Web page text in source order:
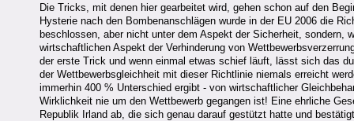
Die Tricks, mit denen hier gearbeitet wird, gehen schon auf den
Hysterie nach den Bombenanschlägen wurde in der EU 2006 die
beschlossen, aber nicht unter dem Aspekt der Sicherheit, sondern,
wirtschaftlichen Aspekt der Verhinderung von
der erste Trick und wenn einmal etwas schief läuft, lässt sich das
der Wettbewerbsgleichheit mit dieser Richtlinie niemals erreicht
immerhin 400 % Unterschied ergibt - von wirtschaftlicher
Wirklichkeit nie um den Wettbewerb gegangen ist! Eine ehrliche
Republik Irland ab, die sich genau darauf gestützt hatte und